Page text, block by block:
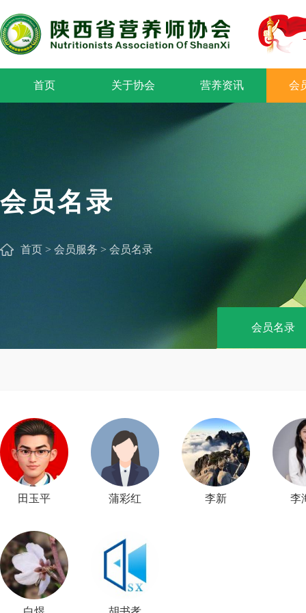
首页 关于协会 营养资讯 会
会员名录
首页 > 会员服务 > 会员名录
会员名录
田玉平 蒲彩红 李新 李